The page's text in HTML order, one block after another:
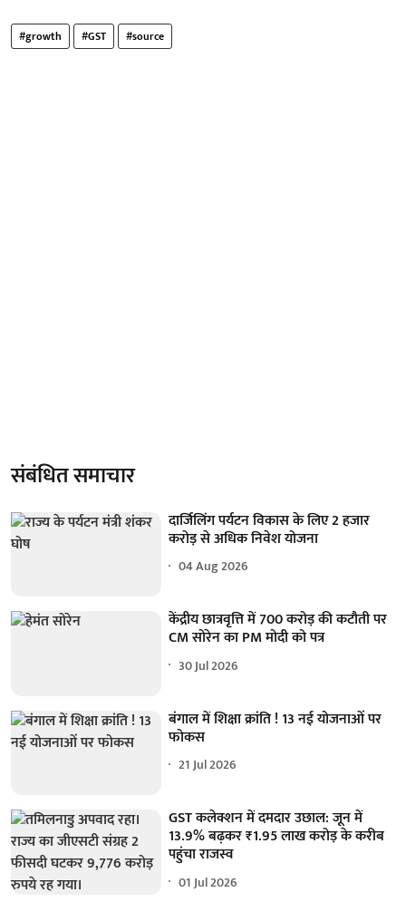
#growth #GST #source
संबंधित समाचार
दार्जिलिंग पर्यटन विकास के लिए 2 हजार
करोड़ से अधिक निवेश योजना
04 Aug 2026
केंद्रीय छात्रवृत्ति में 700 करोड़ की कटौती पर
CM सोरेन का PM मोदी को पत्र
30 Jul 2026
बंगाल में शिक्षा क्रांति ! 13 नई योजनाओं पर
फोकस
21 Jul 2026
GST कलेक्शन में दमदार उछाल: जून में
13.9% बढ़कर ₹1.95 लाख करोड़ के करीब
पहुंचा राजस्व
01 Jul 2026